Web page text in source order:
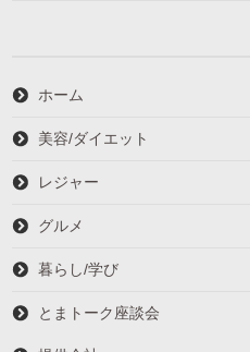
ホーム
美容/ダイエット
レジャー
グルメ
暮らし/学び
とまトーク座談会